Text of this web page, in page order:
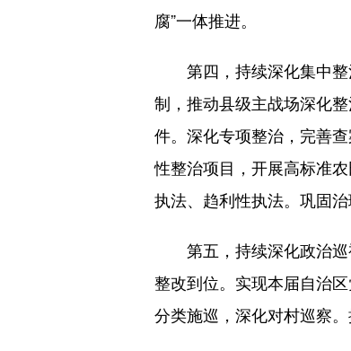
腐”一体推进。
第四，持续深化集中整
制，推动县级主战场深化
件。深化专项整治，完善
性整治项目，开展高标准
执法、趋利性执法。巩固
第五，持续深化政治巡
整改到位。实现本届自治
分类施巡，深化对村巡察